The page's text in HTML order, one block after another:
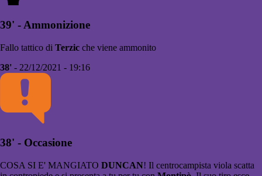
39' - Ammonizione
Fallo tattico di Terzic che viene ammonito
38' - 22/12/2021 - 19:16
38' - Occasione
COSA SI E' MANGIATO DUNCAN! Il centrocampista viola scatta